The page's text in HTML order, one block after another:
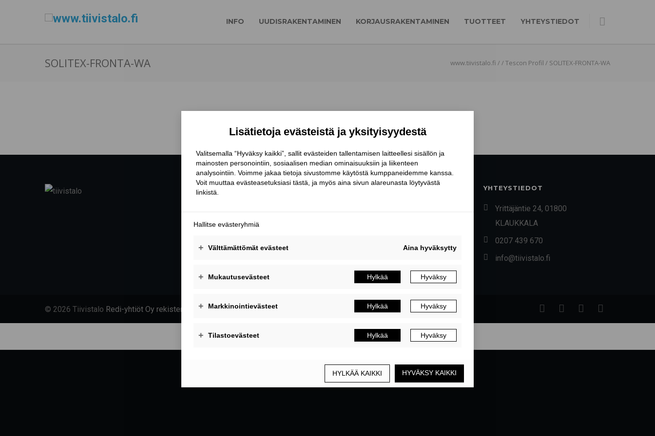
INFO UUDISRAKENTAMINEN KORJAUSRAKENTAMINEN TUOTTEET YHTEYSTIEDOT
SOLITEX-FRONTA-WA www.tiivistalo.fi //Tescon Profil / SOLITEX-FRONTA-WA
YHTEYSTIEDOT
Yrittäjäntie 24, 01800
KLAUKKALA
0207 439 670
info@tiivistalo.fi
© 2026 Tiivistalo Redi-yhtiöt Oy rekisteriseloste
MUOKKAA EVÄSTEASETUKSIA